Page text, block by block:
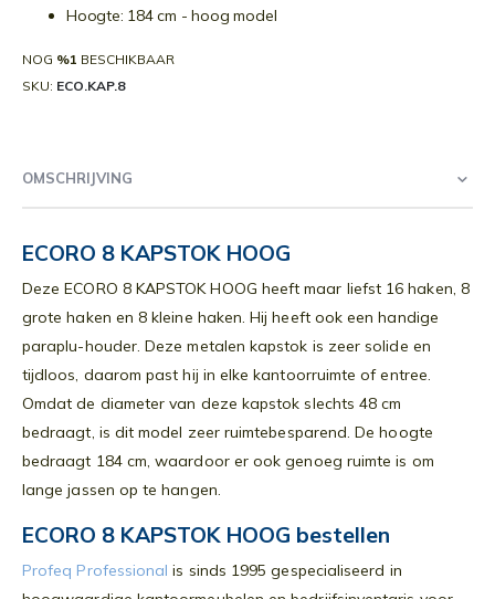
Hoogte: 184 cm - hoog model
NOG %1 BESCHIKBAAR
SKU ECO.KAP.8
OMSCHRIJVING
ECORO 8 KAPSTOK HOOG
Deze ECORO 8 KAPSTOK HOOG heeft maar liefst 16 haken, 8
grote haken en 8 kleine haken. Hij heeft ook een handige
paraplu-houder. Deze metalen kapstok is zeer solide en
tijdloos, daarom past hij in elke kantoorruimte of entree.
Omdat de diameter van deze kapstok slechts 48 cm
bedraagt, is dit model zeer ruimtebesparend. De hoogte
bedraagt 184 cm, waardoor er ook genoeg ruimte is om
lange jassen op te hangen.
ECORO 8 KAPSTOK HOOG bestellen
Profeq Professional is sinds 1995 gespecialiseerd in